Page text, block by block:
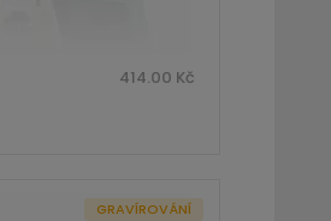
414.00 Kč
GRAVÍROVÁNÍ